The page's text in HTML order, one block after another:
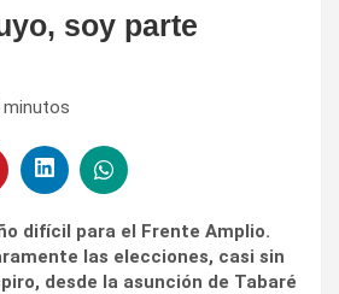
soy parte
minutos
difícil para el Frente Amplio.
las elecciones, casi sin
desde la asunción de Tabaré